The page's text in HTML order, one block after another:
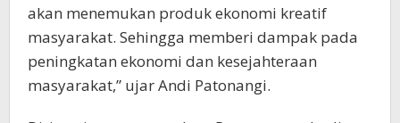
akan menemukan produk ekonomi kreatif
masyarakat. Sehingga memberi dampak pada
peningkatan ekonomi dan kesejahteraan
masyarakat,” ujar Andi Patonangi.